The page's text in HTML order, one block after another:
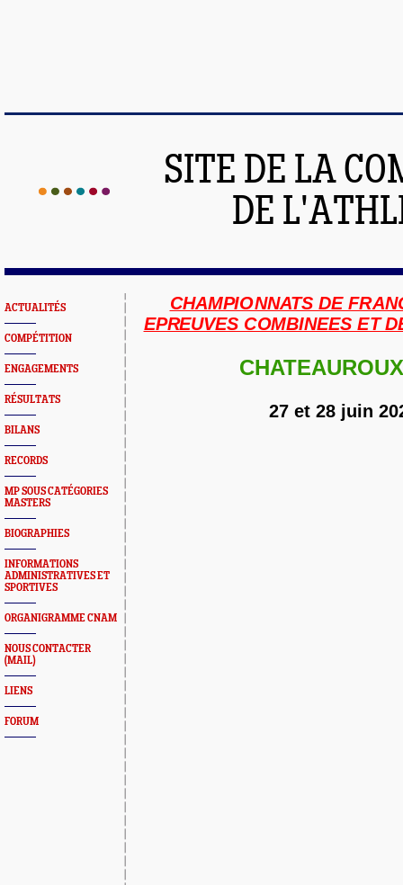
SITE DE LA
DE
ACTUALITÉS
COMPÉTITION
ENGAGEMENTS
RÉSULTATS
BILANS
RECORDS
MP SOUS CATÉGORIES
MASTERS
BIOGRAPHIES
INFORMATIONS
ADMINISTRATIVES ET
SPORTIVES
ORGANIGRAMME CNAM
NOUS CONTACTER
(MAIL)
LIENS
FORUM
CHAMPIONNATS DE
EPREUVES COMBINEES ET
27 et 28 juin